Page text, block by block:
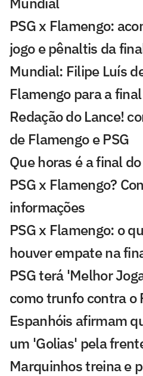
PSG x Flamengo:
jogo e pênaltis da
Mundial: Filipe Luís
Flamengo para a
Redação do Lance!
de Flamengo e PSG
Que horas é a final
PSG x Flamengo?
informações
PSG x Flamengo: o
houver empate na
PSG terá 'Melhor
como trunfo contra o
Espanhóis afirmam
um 'Golias' pela
Marquinhos treina e